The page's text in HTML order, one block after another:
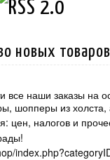
новых товаров
все наши заказы на
шопперы из
цен, налогов и